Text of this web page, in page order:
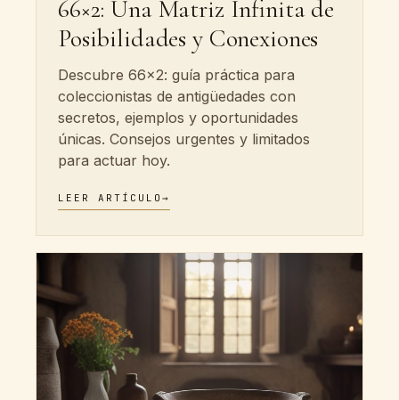
66×2: Una Matriz Infinita de
Posibilidades y Conexiones
Descubre 66x2: guía práctica para
coleccionistas de antigüedades con
secretos, ejemplos y oportunidades
únicas. Consejos urgentes y limitados
para actuar hoy.
LEER ARTÍCULO →